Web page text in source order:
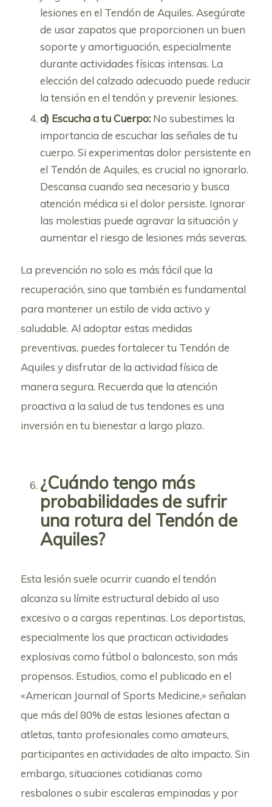
lesiones en el Tendón de Aquiles. Asegúrate
de usar zapatos que proporcionen un buen
soporte y amortiguación, especialmente
durante actividades físicas intensas. La
elección del calzado adecuado puede reducir
la tensión en el tendón y prevenir lesiones.
d) Escucha a tu Cuerpo:No subestimes la
importancia de escuchar las señales de tu
cuerpo. Si experimentas dolor persistente en
el Tendón de Aquiles, es crucial no ignorarlo.
Descansa cuando sea necesario y busca
atención médica si el dolor persiste. Ignorar
las molestias puede agravar la situación y
aumentar el riesgo de lesiones más severas.
La prevención no solo es más fácil que la
recuperación, sino que también es fundamental
para mantener un estilo de vida activo y
saludable. Al adoptar estas medidas
preventivas, puedes fortalecer tu Tendón de
Aquiles y disfrutar de la actividad física de
manera segura. Recuerda que la atención
proactiva a la salud de tus tendones es una
inversión en tu bienestar a largo plazo.
¿Cuándo tengo más
probabilidades de sufrir
una rotura del Tendón de
Aquiles?
Esta lesión suele ocurrir cuando el tendón
alcanza su límite estructural debido al uso
excesivo o a cargas repentinas. Los deportistas,
especialmente los que practican actividades
explosivas como fútbol o baloncesto, son más
propensos. Estudios, como el publicado en el
«American Journal of Sports Medicine,» señalan
que más del 80% de estas lesiones afectan a
atletas, tanto profesionales como amateurs,
participantes en actividades de alto impacto. Sin
embargo, situaciones cotidianas como
resbalones o subir escaleras empinadas y por